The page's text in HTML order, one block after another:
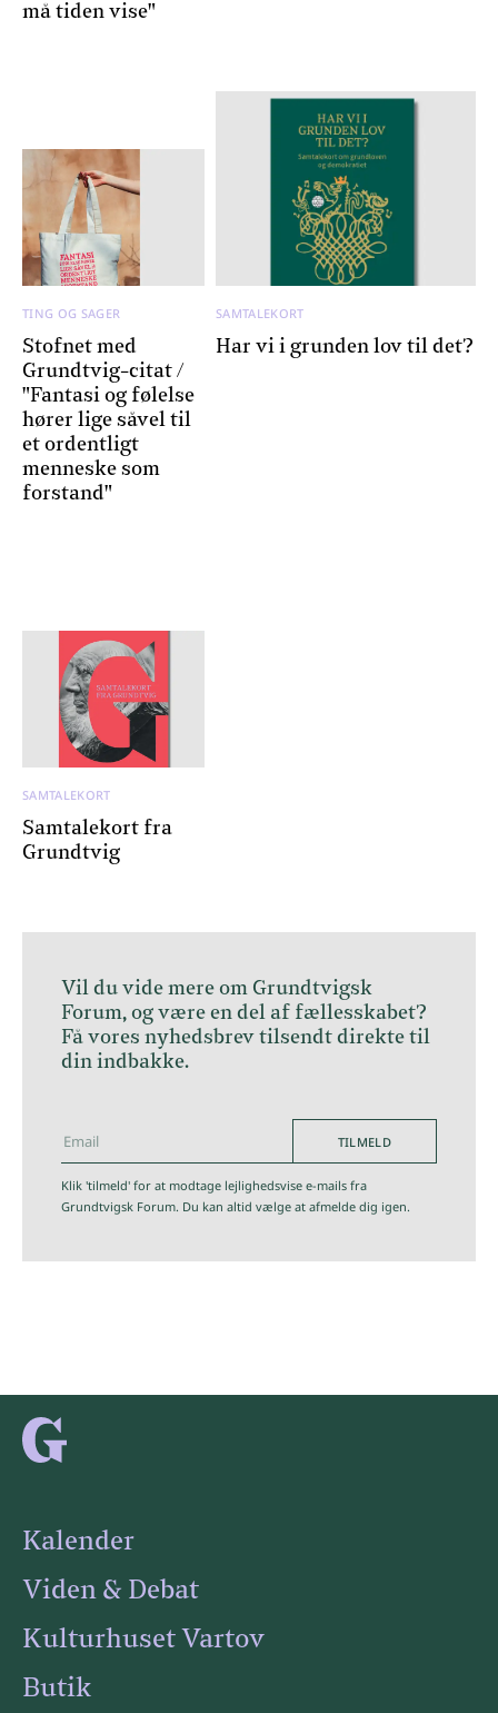
må tiden vise"
TING OG SAGER
Stofnet med
Grundtvig-citat /
"Fantasi og følelse
hører lige såvel til
et ordentligt
menneske som
forstand"
SAMTALEKORT
Har vi i grunden lov til det?
SAMTALEKORT
Samtalekort fra
Grundtvig
Vil du vide mere om Grundtvigsk
Forum, og være en del af fællesskabet?
Få vores nyhedsbrev tilsendt direkte til
din indbakke.
TILMELD
Klik 'tilmeld' for at modtage lejlighedsvise e-mails fra
Grundtvigsk Forum. Du kan altid vælge at afmelde dig igen.
hej@grundtvigskforum.dk
Kalender
Viden & Debat
Kulturhuset Vartov
Butik